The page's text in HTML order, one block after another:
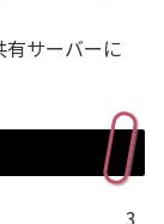
有サーバーに
3